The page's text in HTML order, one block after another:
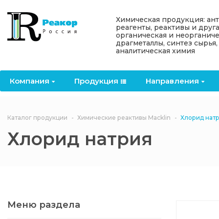
Компания Продукция Направления
Назад
Компания
Лицензии
Документы
Филиалы
Назад
Продукция
OceanСhem
Антипирены
антипирены
3ASenrise
Назад
Направления
Отвердители
Назад
Информация
Акции
Политика
конфиденциальности
Химическая продукция:
реагенты, реактивы и
органическая и
драгметаллы, синтез сырья,
аналитическая химия
Каталог продукции Химические реактивы Macklin Хлорид
Хлорид натрия
Меню раздела